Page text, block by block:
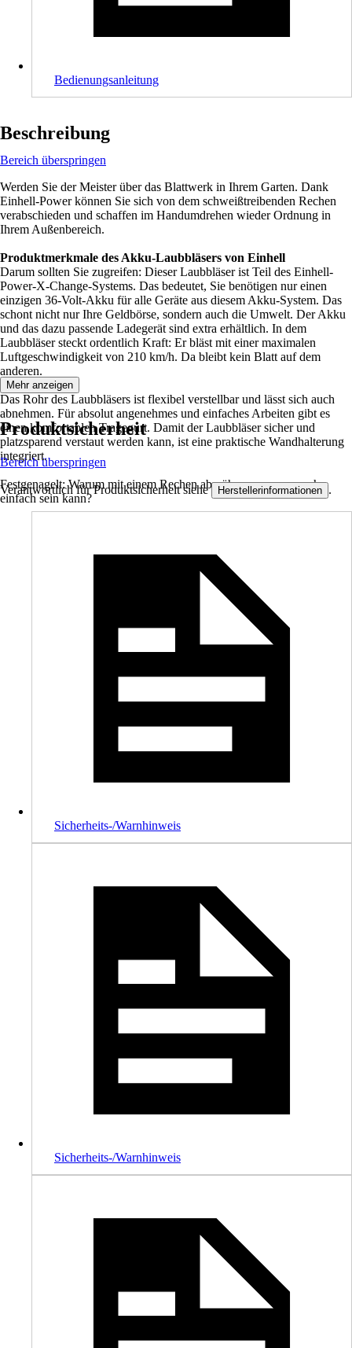
Bedienungsanleitung
Beschreibung
Bereich überspringen
Werden Sie der Meister über das Blattwerk in Ihrem Garten. Dank
Einhell-Power können Sie sich von dem schweißtreibenden Rechen
verabschieden und schaffen im Handumdrehen wieder Ordnung in
Ihrem Außenbereich.
Produktmerkmale des Akku-Laubbläsers von Einhell
Darum sollten Sie zugreifen: Dieser Laubbläser ist Teil des Einhell-
Power-X-Change-Systems. Das bedeutet, Sie benötigen nur einen
einzigen 36-Volt-Akku für alle Geräte aus diesem Akku-System. Das
schont nicht nur Ihre Geldbörse, sondern auch die Umwelt. Der Akku
und das dazu passende Ladegerät sind extra erhältlich. In dem
Laubbläser steckt ordentlich Kraft: Er bläst mit einer maximalen
Luftgeschwindigkeit von 210 km/h. Da bleibt kein Blatt auf dem
anderen.
Das Rohr des Laubbläsers ist flexibel verstellbar und lässt sich auch
abnehmen. Für absolut angenehmes und einfaches Arbeiten gibt es
einen komfortablen Tragegurt. Damit der Laubbläser sicher und
platzsparend verstaut werden kann, ist eine praktische Wandhalterung
integriert.
Festgenagelt: Warum mit einem Rechen abmühen, wenn es auch
einfach sein kann?
Mehr anzeigen
Produktsicherheit
Bereich überspringen
Verantwortlich für Produktsicherheit siehe Herstellerinformationen .
Sicherheits-/Warnhinweis
Sicherheits-/Warnhinweis